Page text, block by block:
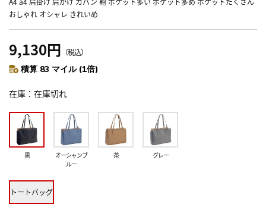
おしゃれ オシャレ きれいめ
9,130円 （税込）
積算 83 マイル (1倍)
在庫 在庫切れ
黒
オーシャンブ
ルー
茶 グレー
トートバッグ